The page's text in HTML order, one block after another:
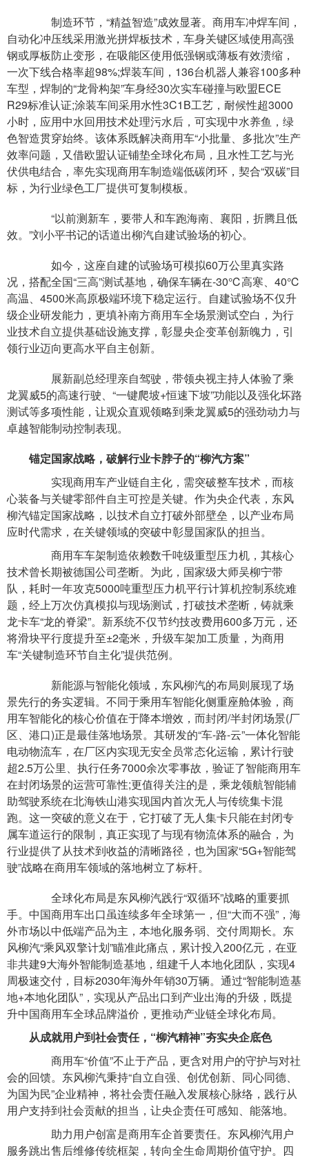
制造环节，“精益智造”成效显著。商用车冲焊车间，
自动化冲压线采用激光拼焊板技术，车身关键区域使用高强
钢或厚板防止变形，在吸能区使用低强钢或薄板有效溃缩，
一次下线合格率超98%;焊装车间，136台机器人兼容100多种
车型，焊制的“龙骨构架”车身经30次实车碰撞与欧盟ECE
R29标准认证;涂装车间采用水性3C1B工艺，耐候性超3000
小时，应用中水回用技术处理污水后，可实现中水养鱼，绿
色智造贯穿始终。该体系既解决商用车“小批量、多批次”生产
效率问题，又借欧盟认证铺垫全球化布局，且水性工艺与光
伏供电结合，率先实现商用车制造端低碳闭环，契合“双碳”目
标，为行业绿色工厂提供可复制模板。
“以前测新车，要带人和车跑海南、襄阳，折腾且低
效。”刘小平书记的话道出柳汽自建试验场的初心。
如今，这座自建的试验场可模拟60万公里真实路
况，搭配全国“三高”测试基地，确保车辆在-30℃高寒、40℃
高温、4500米高原极端环境下稳定运行。自建试验场不仅升
级企业研发能力，更填补南方商用车全场景测试空白，为行
业技术自立提供基础设施支撑，彰显央企变革创新魄力，引
领行业迈向更高水平自主创新。
展新副总经理亲自驾驶，带领央视主持人体验了乘
龙翼威5的高速行驶、“一键爬坡+恒速下坡”功能以及强化坏路
测试等多项性能，让观众直观领略到乘龙翼威5的强劲动力与
卓越智能制动控制表现。
锚定国家战略，破解行业卡脖子的“柳汽方案”
实现商用车产业链自主化，需突破整车技术，而核
心装备与关键零部件自主可控是关键。作为央企代表，东风
柳汽锚定国家战略，以技术自立打破外部壁垒，以产业布局
应时代需求，在关键领域的突破中彰显国家队的担当。
商用车车架制造依赖数千吨级重型压力机，其核心
技术曾长期被德国公司垄断。为此，国家级大师吴柳宁带
队，耗时一年攻克5000吨重型压力机平行计算机控制系统难
题，经上万次仿真模拟与现场测试，打破技术垄断，铸就乘
龙卡车“龙的脊梁”。新系统不仅节约技改费用600多万元，还
将滑块平行度提升至±2毫米，升级车架加工质量，为商用
车“关键制造环节自主化”提供范例。
新能源与智能化领域，东风柳汽的布局则展现了场
景先行的务实逻辑。不同于乘用车智能化侧重座舱体验，商
用车智能化的核心价值在于降本增效，而封闭/半封闭场景(厂
区、港口)正是最佳落地场景。其研发的“车-路-云”一体化智能
电动物流车，在厂区内实现无安全员常态化运输，累计行驶
超2.5万公里、执行任务7000余次零事故，验证了智能商用车
在封闭场景的运营可靠性;更值得关注的是，乘龙领航智能辅
助驾驶系统在北海铁山港实现国内首次无人与传统集卡混
跑。这一突破的意义在于，它打破了无人集卡只能在封闭专
属车道运行的限制，真正实现了与现有物流体系的融合，为
行业提供了从技术到收益的清晰路径，也为国家“5G+智能驾
驶”战略在商用车领域的落地树立了标杆。
全球化布局是东风柳汽践行“双循环”战略的重要抓
手。中国商用车出口虽连续多年全球第一，但“大而不强”，海
外市场以中低端产品为主，本地化服务弱、交付周期长。东
风柳汽“乘风双擎计划”瞄准此痛点，累计投入200亿元，在亚
非共建9大海外智能制造基地，组建千人本地化团队，实现4
周极速交付，目标2030年海外年销30万辆。通过“智能制造基
地+本地化团队”，实现从产品出口到产业出海的升级，既提
升中国商用车全球品牌溢价，更推动产业链全球化布局。
从成就用户到社会责任，“柳汽精神”夯实央企底色
商用车“价值”不止于产品，更含对用户的守护与对社
会的回馈。东风柳汽秉持“自立自强、创优创新、同心同德、
为国为民”企业精神，将社会责任融入发展核心脉络，践行从
用户支持到社会贡献的担当，让央企责任可感知、能落地。
助力用户创富是商用车企首要责任。东风柳汽用户
服务跳出售后维修传统框架，转向全生命周期价值守护。四